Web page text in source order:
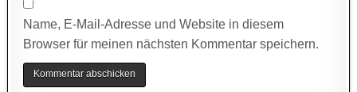
Name, E-Mail-Adresse und Website in diesem
Browser für meinen nächsten Kommentar speichern.